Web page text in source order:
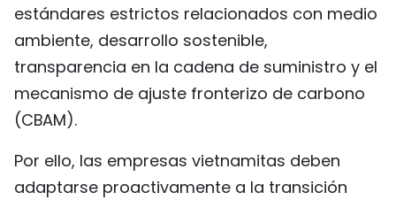
estándares estrictos relacionados con medio
ambiente, desarrollo sostenible,
transparencia en la cadena de suministro y el
mecanismo de ajuste fronterizo de carbono
(CBAM).
Por ello, las empresas vietnamitas deben
adaptarse proactivamente a la transición